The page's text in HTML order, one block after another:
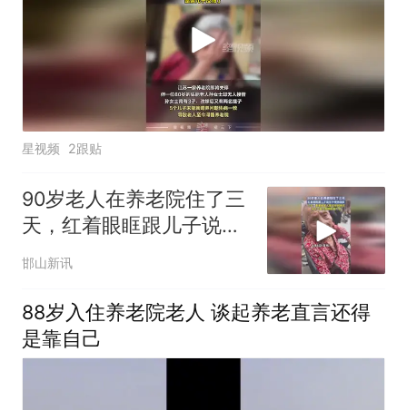
星视频 2跟贴
90岁老人在养老院住了三
天，红着眼眶跟儿子说住
不惯想回家
邯山新讯
88岁入住养老院老人 谈起养老直言还得
是靠自己